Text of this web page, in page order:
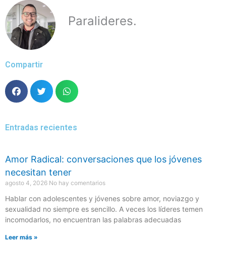
Paralideres.
Compartir
Entradas recientes
Amor Radical: conversaciones que los jóvenes
necesitan tener
agosto 4, 2026 No hay comentarios
Hablar con adolescentes y jóvenes sobre amor, noviazgo y
sexualidad no siempre es sencillo. A veces los líderes temen
incomodarlos, no encuentran las palabras adecuadas
Leer más »